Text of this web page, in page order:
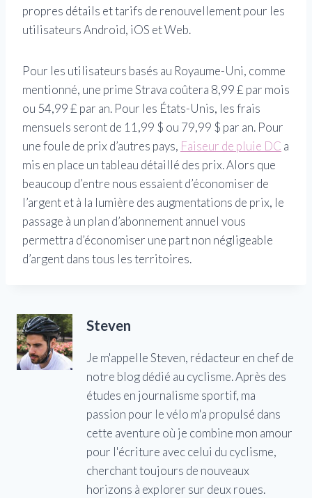
propres détails et tarifs de renouvellement pour les
utilisateurs Android, iOS et Web.
Pour les utilisateurs basés au Royaume-Uni, comme
mentionné, une prime Strava coûtera 8,99 £ par mois
ou 54,99 £ par an. Pour les États-Unis, les frais
mensuels seront de 11,99 $ ou 79,99 $ par an. Pour
une foule de prix d’autres pays, Faiseur de pluie DC a
mis en place un tableau détaillé des prix. Alors que
beaucoup d’entre nous essaient d’économiser de
l’argent et à la lumière des augmentations de prix, le
passage à un plan d’abonnement annuel vous
permettra d’économiser une part non négligeable
d’argent dans tous les territoires.
Steven
Je m'appelle Steven, rédacteur en chef de
notre blog dédié au cyclisme. Après des
études en journalisme sportif, ma
passion pour le vélo m'a propulsé dans
cette aventure où je combine mon amour
pour l'écriture avec celui du cyclisme,
cherchant toujours de nouveaux
horizons à explorer sur deux roues.